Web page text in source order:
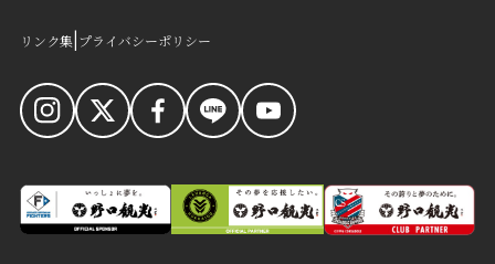
食への想い
お知らせ
リンク集|プライバシーポリシー